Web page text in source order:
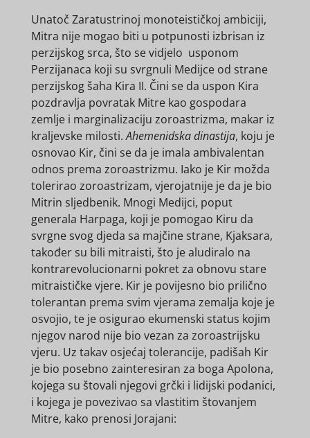
Unatoč Zaratustrinoj monoteističkoj ambiciji,
Mitra nije mogao biti u potpunosti izbrisan iz
perzijskog srca, što se vidjelo usponom
Perzijanaca koji su svrgnuli Medijce od strane
perzijskog šaha Kira II. Čini se da uspon Kira
pozdravlja povratak Mitre kao gospodara
zemlje i marginalizaciju zoroastrizma, makar iz
kraljevske milosti.Ahemenidska dinastija, koju je
osnovao Kir, čini se da je imala ambivalentan
odnos prema zoroastrizmu. Iako je Kir možda
tolerirao zoroastrizam, vjerojatnije je da je bio
Mitrin sljedbenik. Mnogi Medijci, poput
generala Harpaga, koji je pomogao Kiru da
svrgne svog djeda sa majčine strane, Kjaksara,
također su bili mitraisti, što je aludiralo na
kontrarevolucionarni pokret za obnovu stare
mitraističke vjere. Kir je povijesno bio prilično
tolerantan prema svim vjerama zemalja koje je
osvojio, te je osigurao ekumenski status kojim
njegov narod nije bio vezan za zoroastrijsku
vjeru. Uz takav osjećaj tolerancije, padišah Kir
je bio posebno zainteresiran za boga Apolona,
kojega su štovali njegovi grčki i lidijski podanici,
i kojega je povezivao sa vlastitim štovanjem
Mitre, kako prenosi Jorajani: